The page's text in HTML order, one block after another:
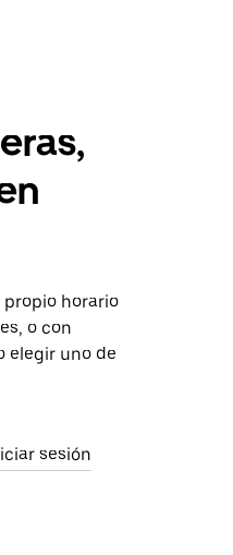
horario
o con
elegir uno de
sesión